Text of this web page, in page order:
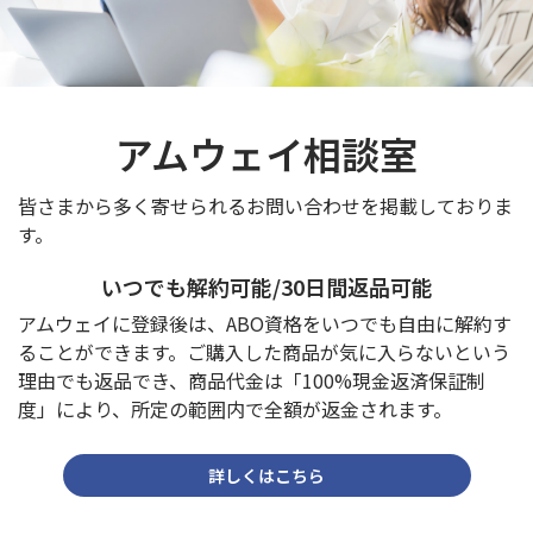
アムウェイ相談室
皆さまから多く寄せられるお問い合わせを掲載しておりま
す。
いつでも解約可能/30日間返品可能
アムウェイに登録後は、ABO資格をいつでも自由に解約す
ることができます。 ご購入した商品が気に入らないという
理由でも返品でき、商品代金は「100%現金返済保証制
度」により、所定の範囲内で全額が返金されます。
詳しくはこちら